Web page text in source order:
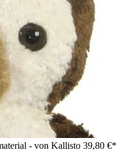
- von Kallisto 39,80 €*